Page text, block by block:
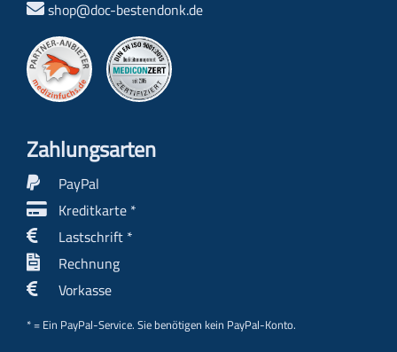
shop@doc-bestendonk.de
Zahlungs­arten
PayPal
Kreditkarte *
Lastschrift *
Rechnung
Vorkasse
* = Ein PayPal-Service. Sie benötigen kein PayPal-Konto.